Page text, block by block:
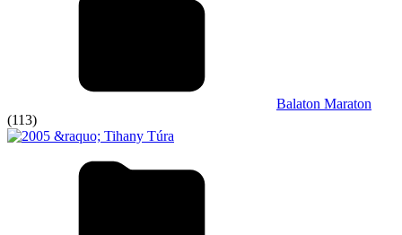
Balaton Maraton
(113)